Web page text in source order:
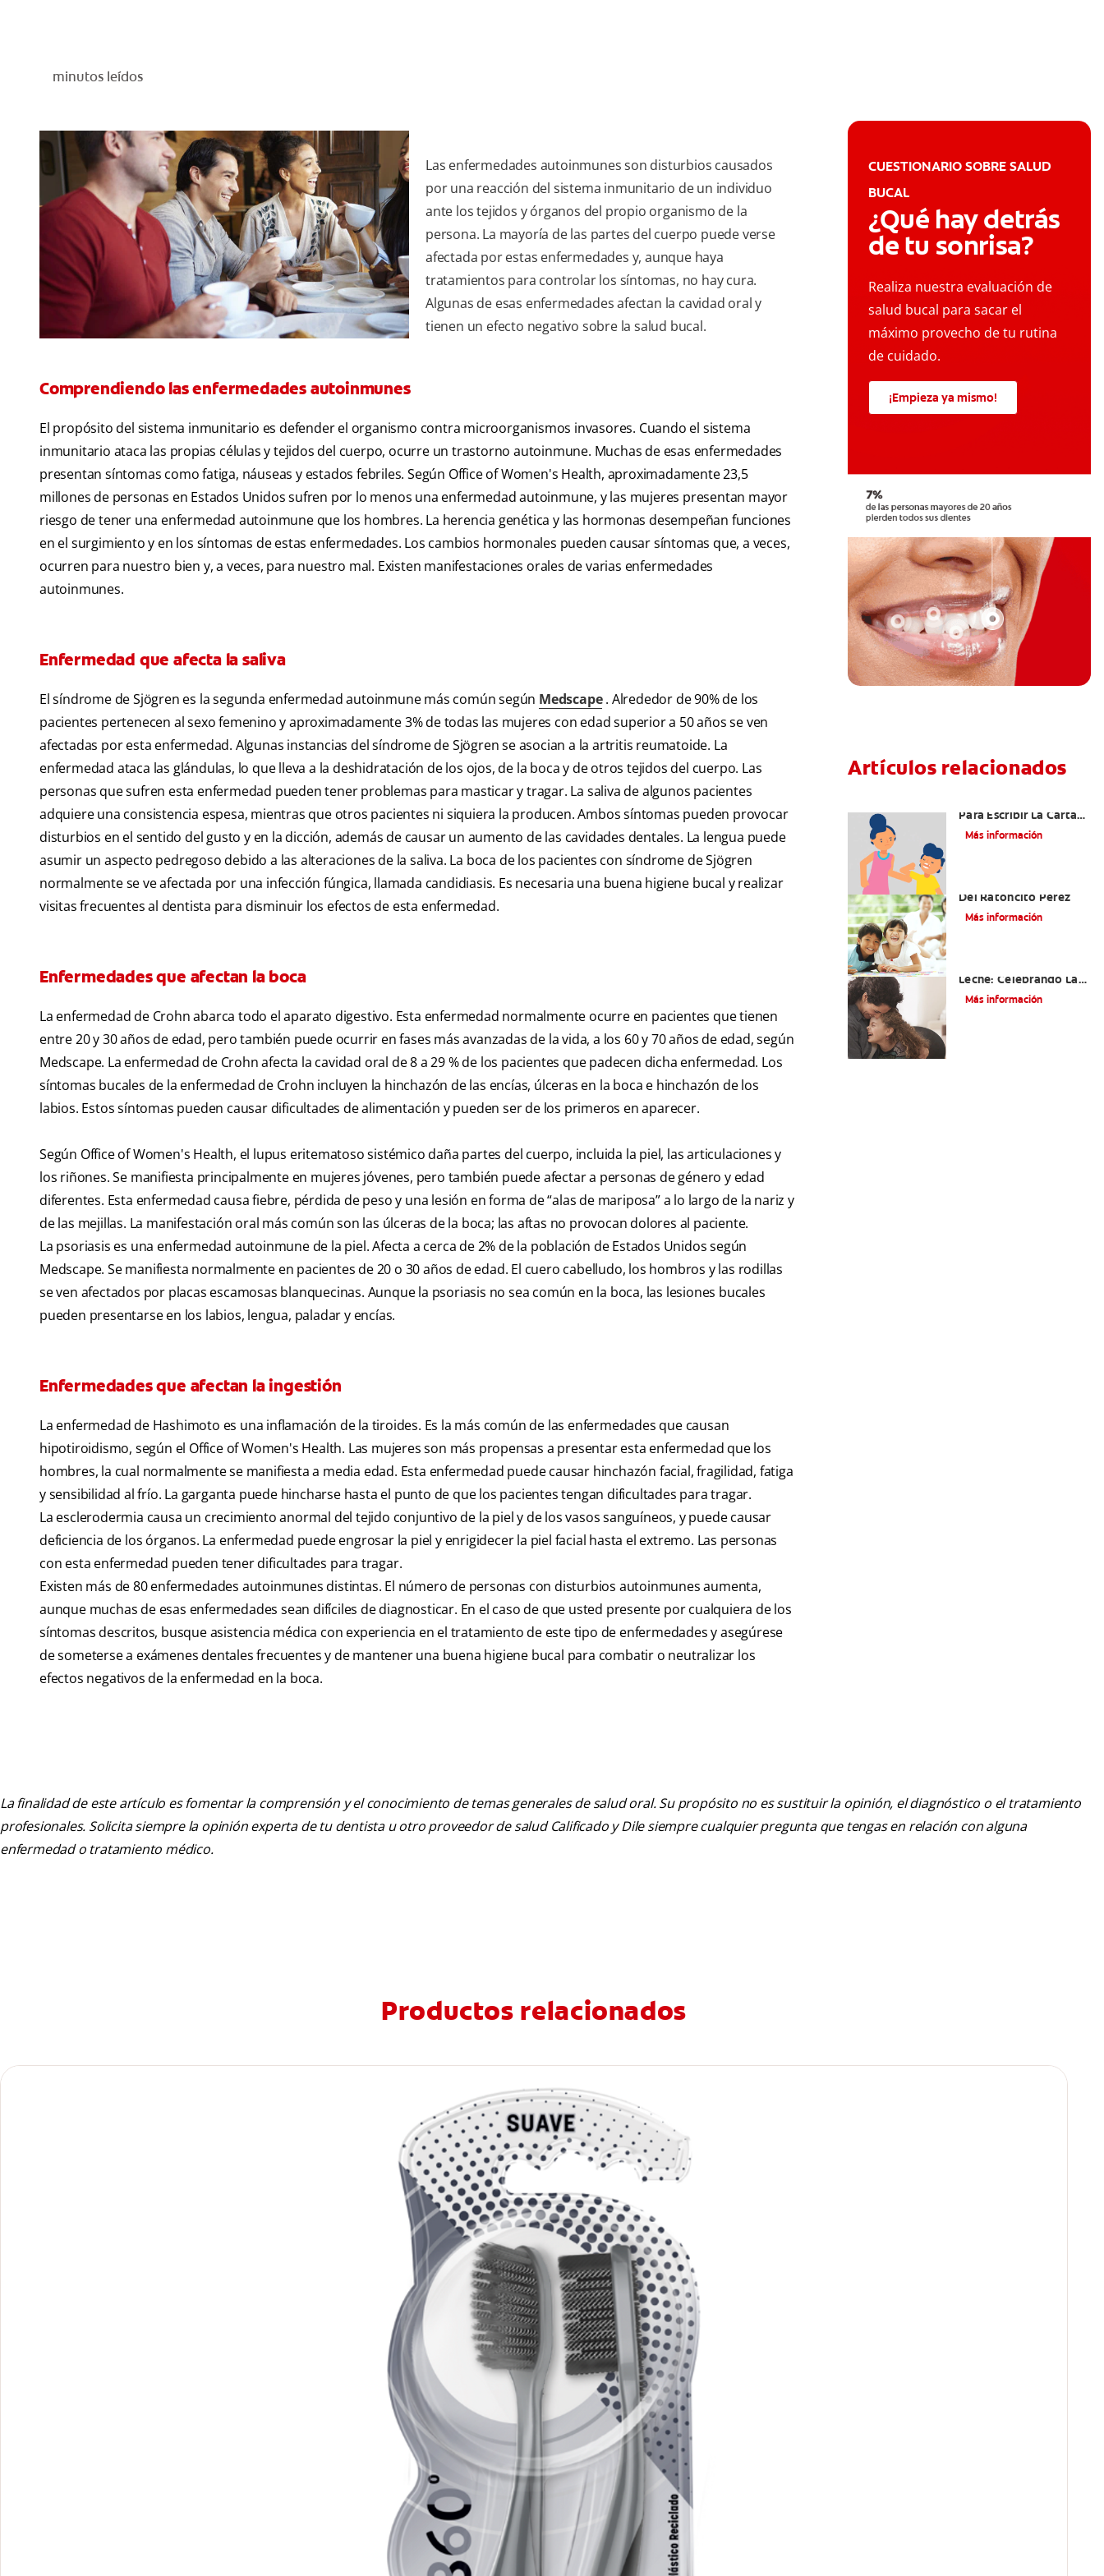
minutos leídos
Las enfermedades autoinmunes son disturbios causados
por una reacción del sistema inmunitario de un individuo
ante los tejidos y órganos del propio organismo de la
persona. La mayoría de las partes del cuerpo puede verse
afectada por estas enfermedades y, aunque haya
tratamientos para controlar los síntomas, no hay cura.
Algunas de esas enfermedades afectan la cavidad oral y
tienen un efecto negativo sobre la salud bucal.
Comprendiendo las enfermedades autoinmunes
El propósito del sistema inmunitario es defender el organismo contra microorganismos invasores. Cuando el sistema
inmunitario ataca las propias células y tejidos del cuerpo, ocurre un trastorno autoinmune. Muchas de esas enfermedades
presentan síntomas como fatiga, náuseas y estados febriles. Según Office of Women's Health, aproximadamente 23,5
millones de personas en Estados Unidos sufren por lo menos una enfermedad autoinmune, y las mujeres presentan mayor
riesgo de tener una enfermedad autoinmune que los hombres. La herencia genética y las hormonas desempeñan funciones
en el surgimiento y en los síntomas de estas enfermedades. Los cambios hormonales pueden causar síntomas que, a veces,
ocurren para nuestro bien y, a veces, para nuestro mal. Existen manifestaciones orales de varias enfermedades
autoinmunes.
Enfermedad que afecta la saliva
El síndrome de Sjögren es la segunda enfermedad autoinmune más común según Medscape. Alrededor de 90% de los
pacientes pertenecen al sexo femenino y aproximadamente 3% de todas las mujeres con edad superior a 50 años se ven
afectadas por esta enfermedad. Algunas instancias del síndrome de Sjögren se asocian a la artritis reumatoide. La
enfermedad ataca las glándulas, lo que lleva a la deshidratación de los ojos, de la boca y de otros tejidos del cuerpo. Las
personas que sufren esta enfermedad pueden tener problemas para masticar y tragar. La saliva de algunos pacientes
adquiere una consistencia espesa, mientras que otros pacientes ni siquiera la producen. Ambos síntomas pueden provocar
disturbios en el sentido del gusto y en la dicción, además de causar un aumento de las cavidades dentales. La lengua puede
asumir un aspecto pedregoso debido a las alteraciones de la saliva. La boca de los pacientes con síndrome de Sjögren
normalmente se ve afectada por una infección fúngica, llamada candidiasis. Es necesaria una buena higiene bucal y realizar
visitas frecuentes al dentista para disminuir los efectos de esta enfermedad.
Enfermedades que afectan la boca
La enfermedad de Crohn abarca todo el aparato digestivo. Esta enfermedad normalmente ocurre en pacientes que tienen
entre 20 y 30 años de edad, pero también puede ocurrir en fases más avanzadas de la vida, a los 60 y 70 años de edad, según
Medscape. La enfermedad de Crohn afecta la cavidad oral de 8 a 29 % de los pacientes que padecen dicha enfermedad. Los
síntomas bucales de la enfermedad de Crohn incluyen la hinchazón de las encías, úlceras en la boca e hinchazón de los
labios. Estos síntomas pueden causar dificultades de alimentación y pueden ser de los primeros en aparecer.
Según Office of Women's Health, el lupus eritematoso sistémico daña partes del cuerpo, incluida la piel, las articulaciones y
los riñones. Se manifiesta principalmente en mujeres jóvenes, pero también puede afectar a personas de género y edad
diferentes. Esta enfermedad causa fiebre, pérdida de peso y una lesión en forma de “alas de mariposa” a lo largo de la nariz y
de las mejillas. La manifestación oral más común son las úlceras de la boca; las aftas no provocan dolores al paciente.
La psoriasis es una enfermedad autoinmune de la piel. Afecta a cerca de 2% de la población de Estados Unidos según
Medscape. Se manifiesta normalmente en pacientes de 20 o 30 años de edad. El cuero cabelludo, los hombros y las rodillas
se ven afectados por placas escamosas blanquecinas. Aunque la psoriasis no sea común en la boca, las lesiones bucales
pueden presentarse en los labios, lengua, paladar y encías.
Enfermedades que afectan la ingestión
La enfermedad de Hashimoto es una inflamación de la tiroides. Es la más común de las enfermedades que causan
hipotiroidismo, según el Office of Women's Health. Las mujeres son más propensas a presentar esta enfermedad que los
hombres, la cual normalmente se manifiesta a media edad. Esta enfermedad puede causar hinchazón facial, fragilidad, fatiga
y sensibilidad al frío. La garganta puede hincharse hasta el punto de que los pacientes tengan dificultades para tragar.
La esclerodermia causa un crecimiento anormal del tejido conjuntivo de la piel y de los vasos sanguíneos, y puede causar
deficiencia de los órganos. La enfermedad puede engrosar la piel y enrigidecer la piel facial hasta el extremo. Las personas
con esta enfermedad pueden tener dificultades para tragar.
Existen más de 80 enfermedades autoinmunes distintas. El número de personas con disturbios autoinmunes aumenta,
aunque muchas de esas enfermedades sean difíciles de diagnosticar. En el caso de que usted presente por cualquiera de los
síntomas descritos, busque asistencia médica con experiencia en el tratamiento de este tipo de enfermedades y asegúrese
de someterse a exámenes dentales frecuentes y de mantener una buena higiene bucal para combatir o neutralizar los
efectos negativos de la enfermedad en la boca.
CUESTIONARIO SOBRE SALUD
BUCAL
¿Qué hay detrás
de tu sonrisa?
Realiza nuestra evaluación de
salud bucal para sacar el
máximo provecho de tu rutina
de cuidado.
¡Empieza ya mismo!
Artículos relacionados
Para Escribir La Carta
Al Ratón Pérez Y
Más información
Del Ratoncito Pérez
Más información
Leche: Celebrando La
Última Visita Del
Más información
La finalidad de este artículo es fomentar la comprensión y el conocimiento de temas generales de salud oral. Su propósito no es sustituir la opinión, el diagnóstico o el tratamiento
profesionales. Solicita siempre la opinión experta de tu dentista u otro proveedor de salud Calificado y Dile siempre cualquier pregunta que tengas en relación con alguna
enfermedad o tratamiento médico.
Productos relacionados